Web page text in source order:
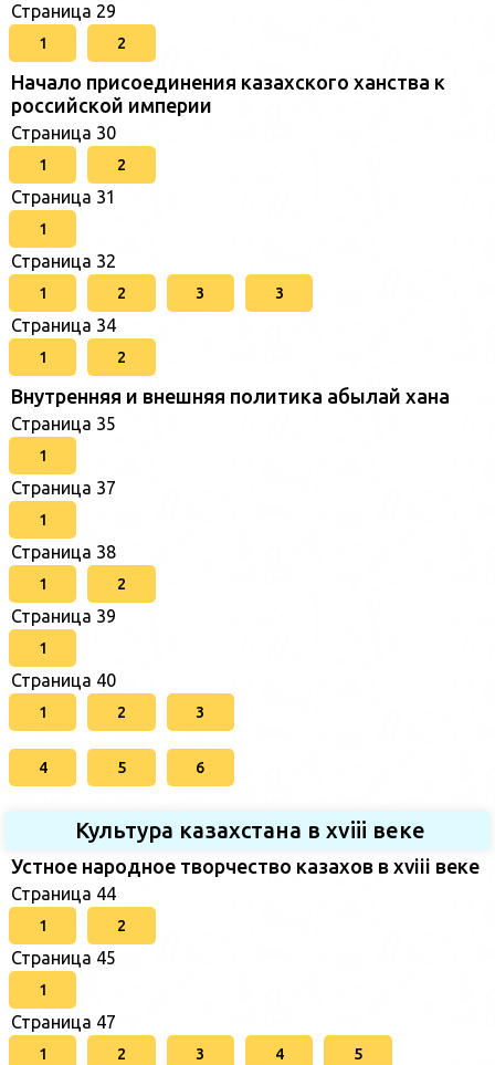
Страница 29
1 2
Начало присоединения казахского ханства к
российской империи
Страница 30
1 2
Страница 31
1
Страница 32
1 2 3 3
Страница 34
1 2
Внутренняя и внешняя политика абылай хана
Страница 35
1
Страница 37
1
Страница 38
1 2
Страница 39
1
Страница 40
1 2 3
4 5 6
Культура казахстана в xviii веке
Устное народное творчество казахов в xviii веке
Страница 44
1 2
Страница 45
1
Страница 47
1 2 3 4 5